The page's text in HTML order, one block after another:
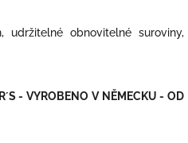
obnovitelné suroviny,
- VYROBENO V NĚMECKU - OD